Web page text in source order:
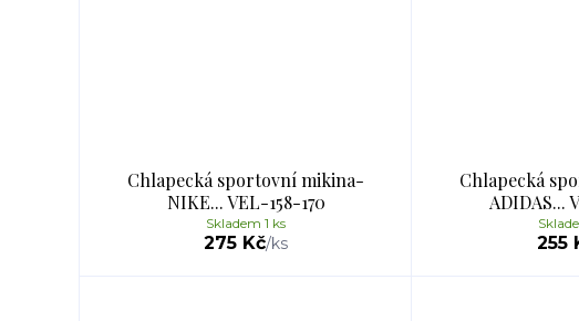
Chlapecká sportovní mikina-
NIKE... VEL-158-170
275 Kč/ks
Skladem 1 ks
Chlapecká
ADIDAS...
255